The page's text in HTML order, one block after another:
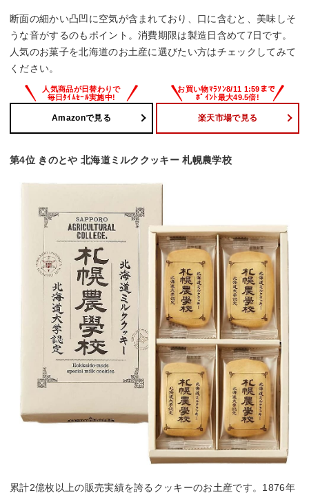
断面の細かい凸凹に空気が含まれており、口に含むと、美味しそ
うな音がするのもポイント。消費期限は製造日含めて7日です。
人気のお菓子を北海道のお土産に選びたい方はチェックしてみて
ください。
Amazonで見る 楽天市場で見る
第4位 きのとや 北海道ミルククッキー 札幌農学校
累計2億枚以上の販売実績を誇るクッキーのお土産です。1876年